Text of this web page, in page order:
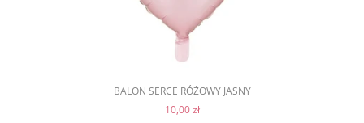
BALON SERCE RÓŻOWY JASNY
10,00 zł